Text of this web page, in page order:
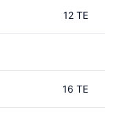
12 TE
16 TE